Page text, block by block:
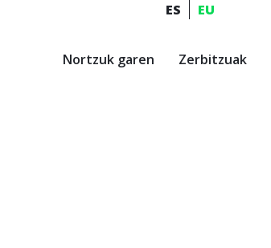
ES EU
Nortzuk garen Zerbitzuak